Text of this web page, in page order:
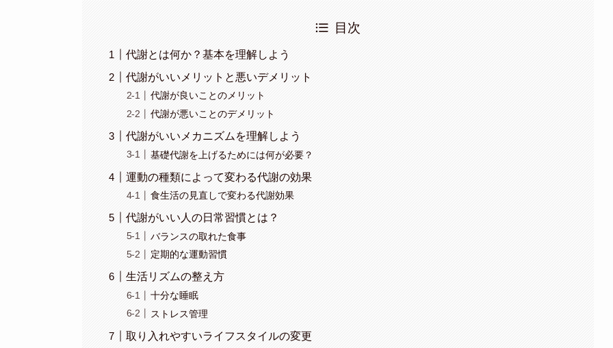
目次
代謝とは何か？基本を理解しよう
代謝がいいメリットと悪いデメリット
代謝が良いことのメリット
代謝が悪いことのデメリット
代謝がいいメカニズムを理解しよう
基礎代謝を上げるためには何が必要？
運動の種類によって変わる代謝の効果
食生活の見直しで変わる代謝効果
代謝がいい人の日常習慣とは？
バランスの取れた食事
定期的な運動習慣
生活リズムの整え方
十分な睡眠
ストレス管理
取り入れやすいライフスタイルの変更